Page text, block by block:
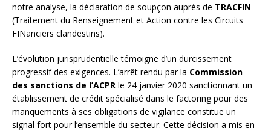
notre analyse, la déclaration de soupçon auprès de TRACFIN
(Traitement du Renseignement et Action contre les Circuits
FINanciers clandestins).
L’évolution jurisprudentielle témoigne d’un durcissement
progressif des exigences. L’arrêt rendu par la Commission
des sanctions de l’ACPR le 24 janvier 2020 sanctionnant un
établissement de crédit spécialisé dans le factoring pour des
manquements à ses obligations de vigilance constitue un
signal fort pour l’ensemble du secteur. Cette décision a mis en